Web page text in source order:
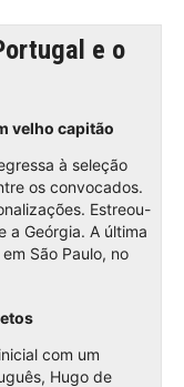
e o
velho capitão
à seleção
os convocados.
Estreou-
a Geórgia. A última
São Paulo, no
inicial com um
Hugo de